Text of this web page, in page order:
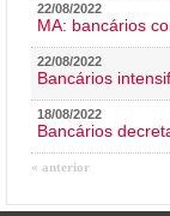
22/08/2022
MA: bancários
22/08/2022
Bancários
18/08/2022
Bancários
« anterior